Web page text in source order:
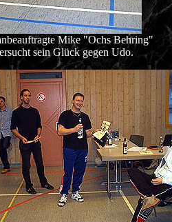
Mike "Ochs Behring"
sein Glück gegen Udo.